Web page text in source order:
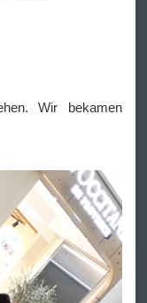
Wir bekamen